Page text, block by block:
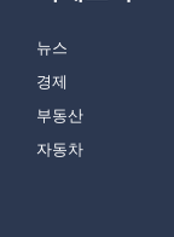
뉴스
경제
부동산
자동차